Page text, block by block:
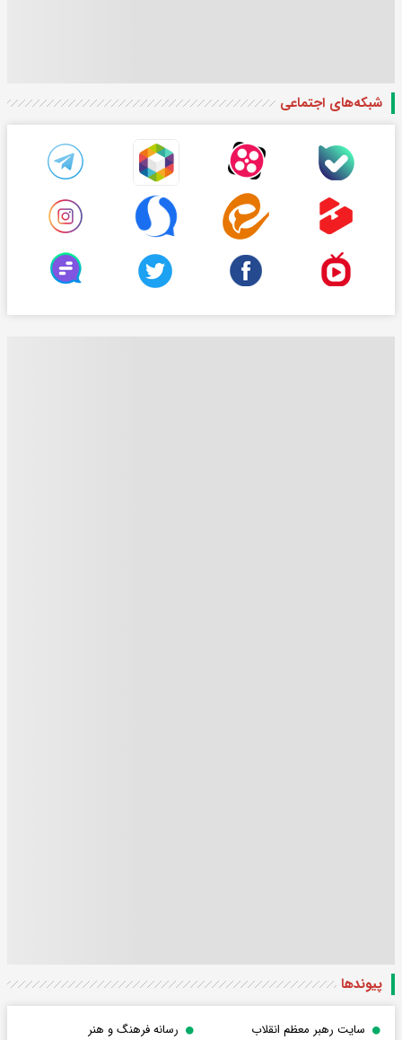
شبکه‌های اجتماعی
پیوندها
سایت رهبر معظم انقلاب
رسانه فرهنگ و هنر